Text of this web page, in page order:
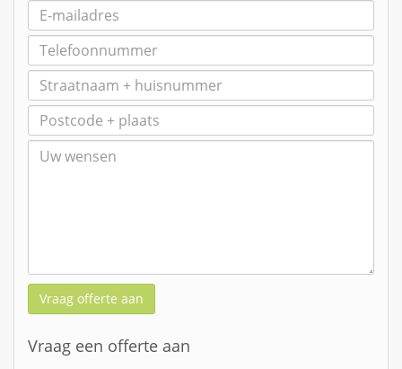
Vraag offerte aan
Vraag een offerte aan